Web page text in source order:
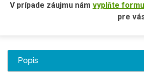
V prípade záujmu nám vyplňte
pre
Popis